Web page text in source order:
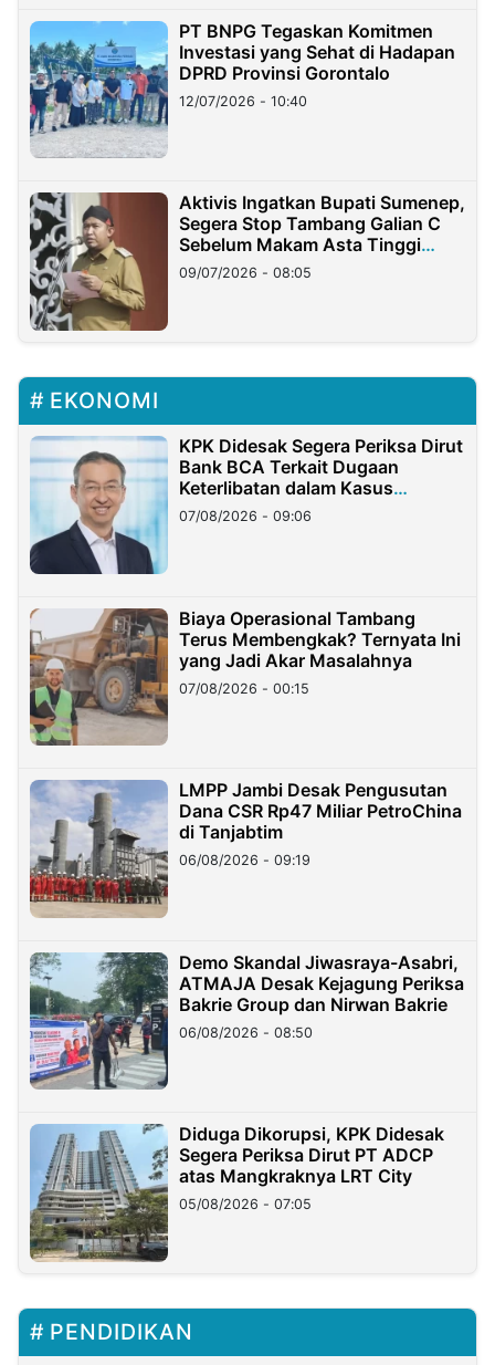
PT BNPG Tegaskan Komitmen
Investasi yang Sehat di Hadapan
DPRD Provinsi Gorontalo
12/07/2026 - 10:40
Aktivis Ingatkan Bupati Sumenep,
Segera Stop Tambang Galian C
Sebelum Makam Asta Tinggi
Longsor
09/07/2026 - 08:05
EKONOMI
KPK Didesak Segera Periksa Dirut
Bank BCA Terkait Dugaan
Keterlibatan dalam Kasus
Hilangnya Dana Nasabah Rp2,58
Miliar
07/08/2026 - 09:06
Biaya Operasional Tambang
Terus Membengkak? Ternyata Ini
yang Jadi Akar Masalahnya
07/08/2026 - 00:15
LMPP Jambi Desak Pengusutan
Dana CSR Rp47 Miliar PetroChina
di Tanjabtim
06/08/2026 - 09:19
Demo Skandal Jiwasraya-Asabri,
ATMAJA Desak Kejagung Periksa
Bakrie Group dan Nirwan Bakrie
06/08/2026 - 08:50
Diduga Dikorupsi, KPK Didesak
Segera Periksa Dirut PT ADCP
atas Mangkraknya LRT City
05/08/2026 - 07:05
PENDIDIKAN